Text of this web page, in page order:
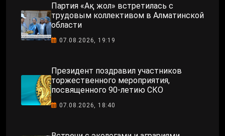
Партия «Ақ жол» встретилась с
трудовым коллективом в Алматинской
области
07.08.2026, 19:19
Президент поздравил участников
торжественного мероприятия,
посвященного 90-летию СКО
07.08.2026, 18:40